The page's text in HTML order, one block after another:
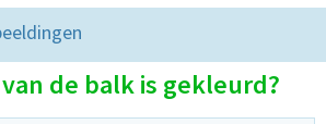
de balk is gekleurd?